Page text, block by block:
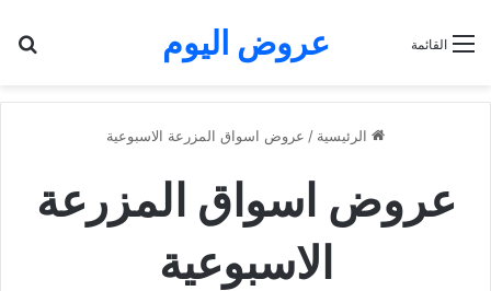
عروض اليوم القائمة
الرئيسية / عروض اسواق المزرعة الاسبوعية
عروض اسواق المزرعة
الاسبوعية